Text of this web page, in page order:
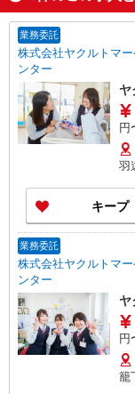
業務委託
株式会社ヤクルトマ
ンター
ヤ
円
制
に
し
さ
羽
キープ
業務委託
株式会社ヤクルトマ
ンター
ヤ
円
制
の
籠